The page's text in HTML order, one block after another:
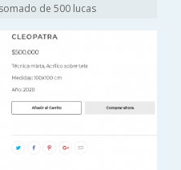
de 500 lucas